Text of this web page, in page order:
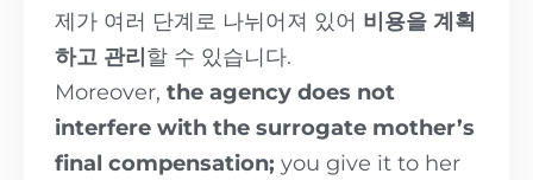
제가 여러 단계로 나뉘어져 있어 비용을 계획
하고 관리 할 수 있습니다.
Moreover, the agency does not
interfere with the surrogate mother’s
final compensation; you give it to her